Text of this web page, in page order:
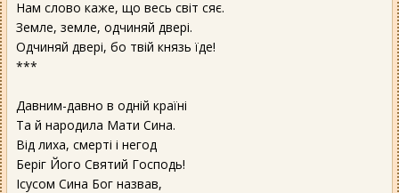
Нам слово каже, що весь світ сяє.
Земле, земле, одчиняй двері.
Одчиняй двері, бо твій князь їде!
***
Давним-давно в одній країні
Та й народила Мати Сина.
Від лиха, смерті і негод
Беріг Його Святий Господь!
Ісусом Сина Бог назвав,